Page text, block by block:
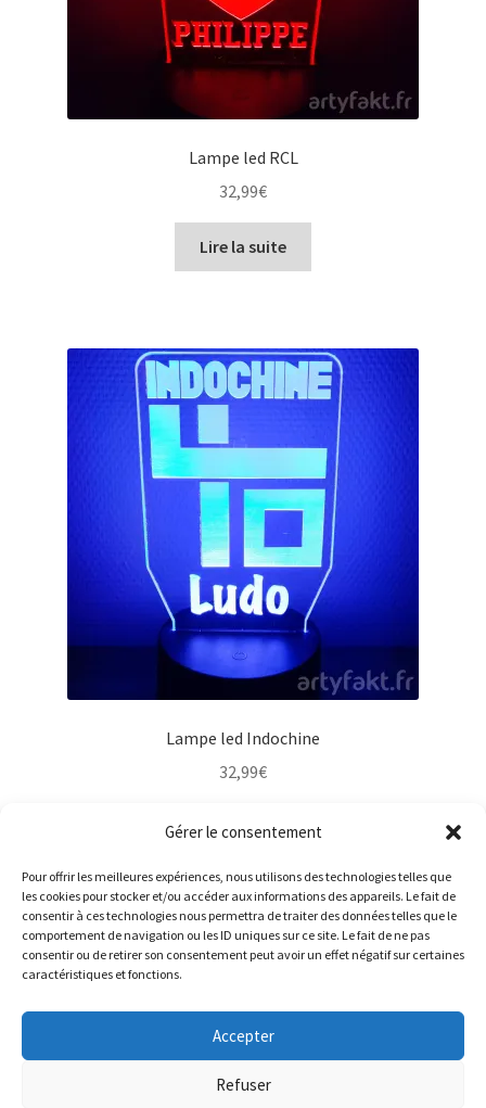
Gérer le consentement
Pour offrir les meilleures expériences, nous utilisons des technologies telles que
les cookies pour stocker et/ou accéder aux informations des appareils. Le fait de
consentir à ces technologies nous permettra de traiter des données telles que le
comportement de navigation ou les ID uniques sur ce site. Le fait de ne pas
consentir ou de retirer son consentement peut avoir un effet négatif sur certaines
caractéristiques et fonctions.
Accepter
Refuser
Lampe led RCL
32,99€
Lire la suite
Lampe led Indochine
32,99€
Lire la suite
© ArtyFakt 2026
Politique de confidentialité
Built with WooCommerce